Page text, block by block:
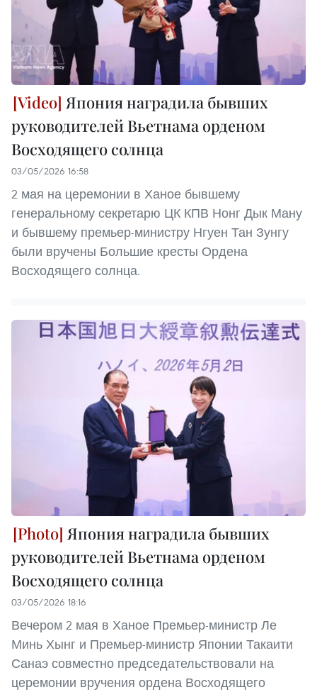
Япония наградила бывших
руководителей Вьетнама орденом
Восходящего солнца
03/05/2026 16:58
2 мая на церемонии в Ханое бывшему
генеральному секретарю ЦК КПВ Нонг Дык Ману
и бывшему премьер-министру Нгуен Тан Зунгу
были вручены Большие кресты Ордена
Восходящего солнца.
Япония наградила бывших
руководителей Вьетнама орденом
Восходящего солнца
03/05/2026 18:16
Вечером 2 мая в Ханое Премьер-министр Ле
Минь Хынг и Премьер-министр Японии Такаити
Санаэ совместно председательствовали на
церемонии вручения ордена Восходящего